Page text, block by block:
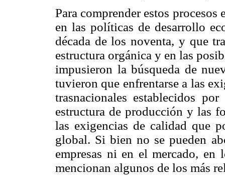
Para comprender estos procesos
en las políticas de desarrollo
década de los noventa, y que
estructura orgánica y en las
impusieron la búsqueda de
tuvieron que enfrentarse a las
trasnacionales establecidos
estructura de producción y las
las exigencias de calidad que
global. Si bien no se pueden
empresas ni en el mercado, en
mencionan algunos de los más